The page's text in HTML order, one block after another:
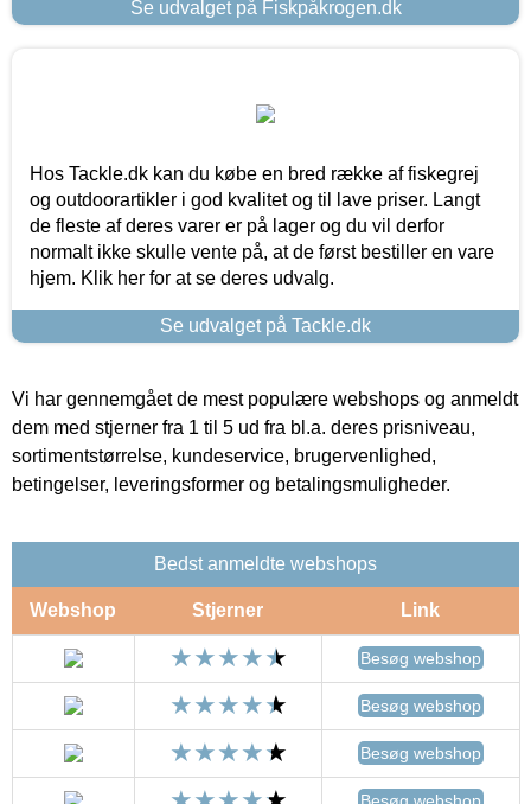
Se udvalget på Fiskpåkrogen.dk
Hos Tackle.dk kan du købe en bred række af fiskegrej
og outdoorartikler i god kvalitet og til lave priser. Langt
de fleste af deres varer er på lager og du vil derfor
normalt ikke skulle vente på, at de først bestiller en vare
hjem. Klik her for at se deres udvalg.
Se udvalget på Tackle.dk
Vi har gennemgået de mest populære webshops og anmeldt
dem med stjerner fra 1 til 5 ud fra bl.a. deres prisniveau,
sortimentstørrelse, kundeservice, brugervenlighed,
betingelser, leveringsformer og betalingsmuligheder.
Bedst anmeldte webshops
Webshop Stjerner Link
Besøg webshop
Besøg webshop
Besøg webshop